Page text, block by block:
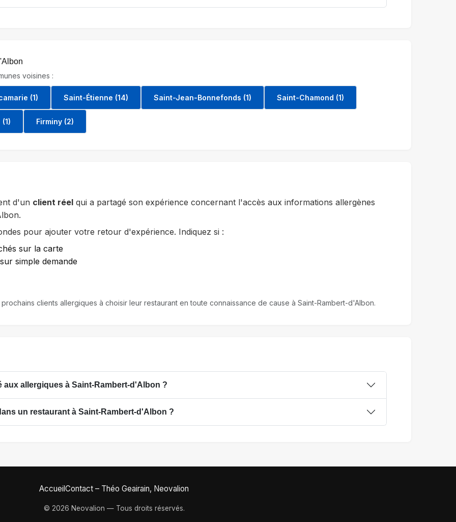
voisines :
(1) Saint-Étienne (14) Saint-Jean-Bonnefonds (1) Saint-Chamond (1)
Firminy (2)
d'un client réel qui a partagé son expérience concernant l'accès aux informations allergènes
pour ajouter votre retour d'expérience. Indiquez si :
sur la carte
simple demande
clients allergiques à choisir leur restaurant en toute connaissance de cause à Saint-Rambert-d'Albon.
allergiques à Saint-Rambert-d'Albon ?
un restaurant à Saint-Rambert-d'Albon ?
AccueilContact – Théo Geairain, Neovalion
© 2026 Neovalion — Tous droits réservés.